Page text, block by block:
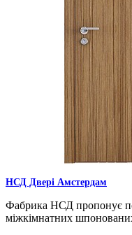
НСД Двері Амстердам
Фабрика НСД пропонує
міжкімнатних